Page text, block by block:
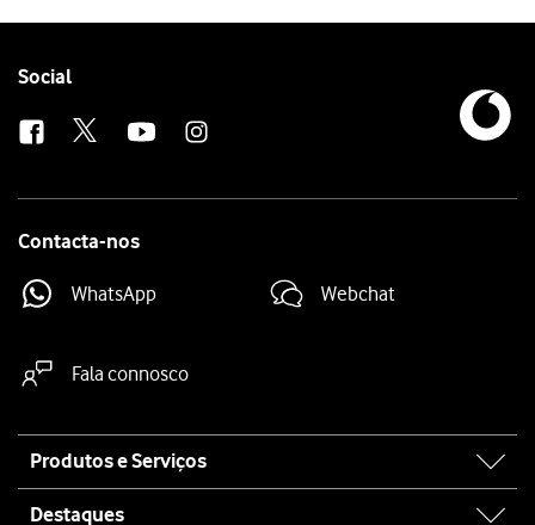
Follow
Social
Contacta-nos
WhatsApp Webchat
Fala connosco
map
Produtos e Serviços
Destaques